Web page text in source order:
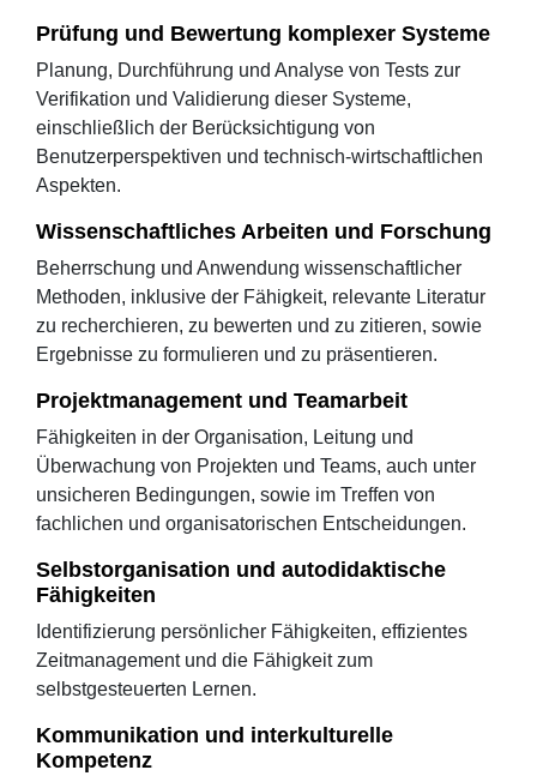
Prüfung und Bewertung komplexer Systeme
Planung, Durchführung und Analyse von Tests zur
Verifikation und Validierung dieser Systeme,
einschließlich der Berücksichtigung von
Benutzerperspektiven und technisch-wirtschaftlichen
Aspekten.
Wissenschaftliches Arbeiten und Forschung
Beherrschung und Anwendung wissenschaftlicher
Methoden, inklusive der Fähigkeit, relevante Literatur
zu recherchieren, zu bewerten und zu zitieren, sowie
Ergebnisse zu formulieren und zu präsentieren.
Projektmanagement und Teamarbeit
Fähigkeiten in der Organisation, Leitung und
Überwachung von Projekten und Teams, auch unter
unsicheren Bedingungen, sowie im Treffen von
fachlichen und organisatorischen Entscheidungen.
Selbstorganisation und autodidaktische
Fähigkeiten
Identifizierung persönlicher Fähigkeiten, effizientes
Zeitmanagement und die Fähigkeit zum
selbstgesteuerten Lernen.
Kommunikation und interkulturelle
Kompetenz